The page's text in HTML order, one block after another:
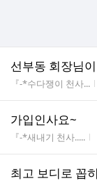
선부동 회장님
게시판명
『-*수다쟁이 천사...
가입인사요~
게시판명
『-*새내기 천사.....
최고 보디로 꼽